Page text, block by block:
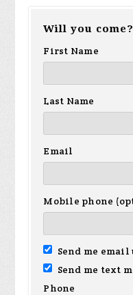
Will you come?
First Name
Last Name
Email
Mobile phone
Send me email
Send me text
Phone